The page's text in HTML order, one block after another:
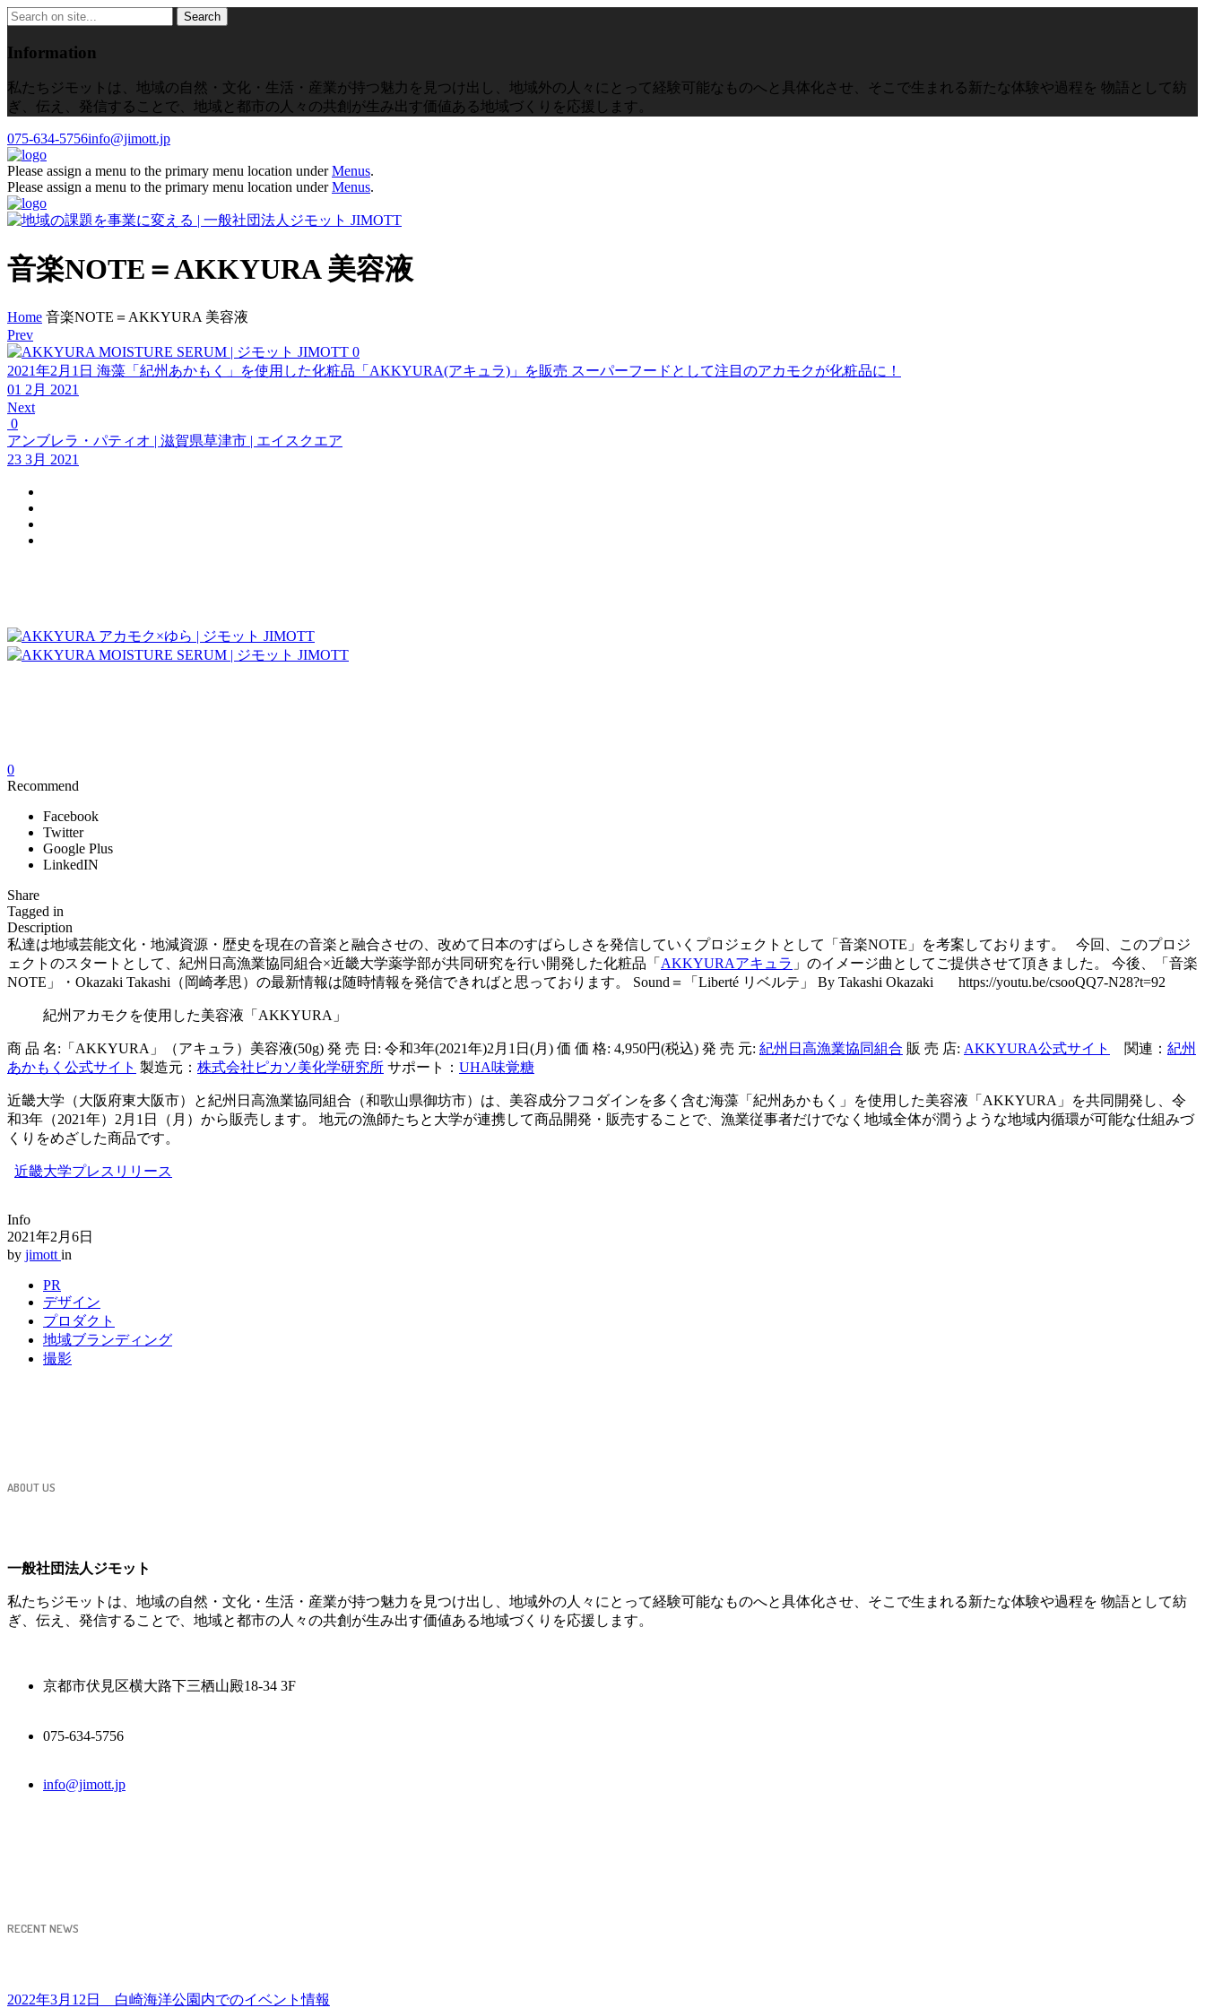
Information
私たちジモットは、地域の自然・文化・生活・産業が持つ魅力を見つけ出し、地域外の人々にとって経験可能なものへと具体化させ、そこで生まれる新たな体験や過程を 物語として紡
ぎ、伝え、発信することで、地域と都市の人々の共創が生み出す価値ある地域づくりを応援します。
075-634-5756info@jimott.jp
Please assign a menu to the primary menu location underMenus.
Please assign a menu to the primary menu location underMenus.
音楽NOTE＝AKKYURA 美容液
Home 音楽NOTE＝AKKYURA 美容液
Prev
0
2021年2月1日 海藻「紀州あかもく」を使用した化粧品「AKKYURA(アキュラ)」を販売 スーパーフードとして注目のアカモクが化粧品に！
01 2月 2021
Next
0
アンブレラ・パティオ | 滋賀県草津市 | エイスクエア
23 3月 2021
0
Recommend
Facebook
Twitter
Google Plus
LinkedIN
Share
Tagged in
Description
私達は地域芸能文化・地減資源・歴史を現在の音楽と融合させの、改めて日本のすばらしさを発信していくプロジェクトとして「音楽NOTE」を考案しております。 今回、このプロジ
ェクトのスタートとして、紀州日高漁業協同組合×近畿大学薬学部が共同研究を行い開発した化粧品「 AKKYURAアキュラ 」のイメージ曲としてご提供させて頂きました。 今後、「音楽
NOTE」・Okazaki Takashi（岡崎孝思）の最新情報は随時情報を発信できればと思っております。 Sound＝「Liberté リベルテ」 By Takashi Okazaki https://youtu.be/csooQQ7-N28?t=92
紀州アカモクを使用した美容液「AKKYURA」
商 品 名:「AKKYURA」（アキュラ）美容液(50g) 発 売 日: 令和3年(2021年)2月1日(月) 価 価 格: 4,950円(税込) 発 売 元: 紀州日高漁業協同組合 販 売 店: AKKYURA公式サイト 関連： 紀州
あかもく公式サイト 製造元： 株式会社ピカソ美化学研究所 サポート： UHA味覚糖
近畿大学（大阪府東大阪市）と紀州日高漁業協同組合（和歌山県御坊市）は、美容成分フコダインを多く含む海藻「紀州あかもく」を使用した美容液「AKKYURA」を共同開発し、令
和3年（2021年）2月1日（月）から販売します。 地元の漁師たちと大学が連携して商品開発・販売することで、漁業従事者だけでなく地域全体が潤うような地域内循環が可能な仕組みづ
くりをめざした商品です。
近畿大学プレスリリース
Info
2021年2月6日
by jimott in
PR
デザイン
プロダクト
地域ブランディング
撮影
ABOUT US
一般社団法人ジモット
私たちジモットは、地域の自然・文化・生活・産業が持つ魅力を見つけ出し、地域外の人々にとって経験可能なものへと具体化させ、そこで生まれる新たな体験や過程を 物語として紡
ぎ、伝え、発信することで、地域と都市の人々の共創が生み出す価値ある地域づくりを応援します。
京都市伏見区横大路下三栖山殿18-34 3F
075-634-5756
info@jimott.jp
RECENT NEWS
2022年3月12日 白崎海洋公園内でのイベント情報